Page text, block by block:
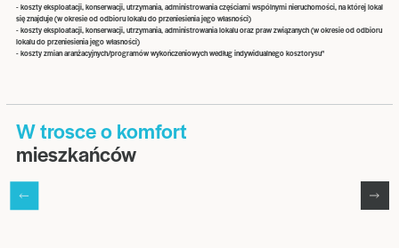
- koszty eksploatacji, konserwacji, utrzymania, administrowania częściami wspólnymi nieruchomości, na której lokal
się znajduje (w okresie od odbioru lokalu do przeniesienia jego własności)
- koszty eksploatacji, konserwacji, utrzymania, administrowania lokalu oraz praw związanych (w okresie od odbioru
lokalu do przeniesienia jego własności)
- koszty zmian aranżacyjnych/programów wykończeniowych według indywidualnego kosztorysu"
W trosce o komfort
mieszkańców